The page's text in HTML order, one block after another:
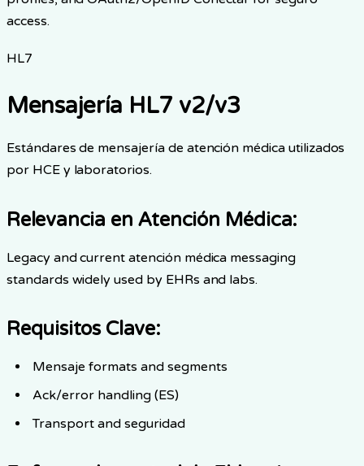
access.
HL7
Mensajería HL7 v2/v3
Estándares de mensajería de atención médica utilizados
por HCE y laboratorios.
Relevancia en Atención Médica:
Legacy and current atención médica messaging
standards widely used by EHRs and labs.
Requisitos Clave:
Mensaje formats and segments
Ack/error handling (ES)
Transport and seguridad